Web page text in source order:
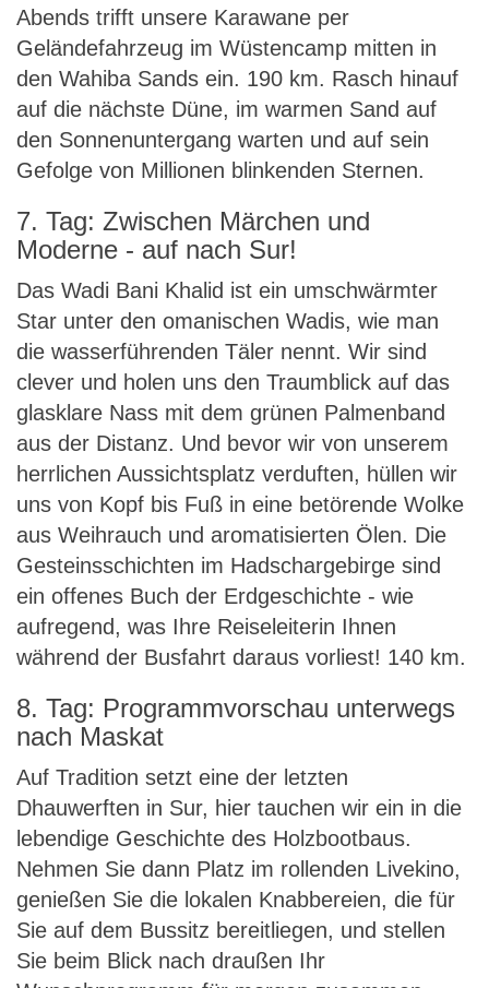
Abends trifft unsere Karawane per
Geländefahrzeug im Wüstencamp mitten in
den Wahiba Sands ein. 190 km. Rasch hinauf
auf die nächste Düne, im warmen Sand auf
den Sonnenuntergang warten und auf sein
Gefolge von Millionen blinkenden Sternen.
7. Tag: Zwischen Märchen und
Moderne - auf nach Sur!
Das Wadi Bani Khalid ist ein umschwärmter
Star unter den omanischen Wadis, wie man
die wasserführenden Täler nennt. Wir sind
clever und holen uns den Traumblick auf das
glasklare Nass mit dem grünen Palmenband
aus der Distanz. Und bevor wir von unserem
herrlichen Aussichtsplatz verduften, hüllen wir
uns von Kopf bis Fuß in eine betörende Wolke
aus Weihrauch und aromatisierten Ölen. Die
Gesteinsschichten im Hadschargebirge sind
ein offenes Buch der Erdgeschichte - wie
aufregend, was Ihre Reiseleiterin Ihnen
während der Busfahrt daraus vorliest! 140 km.
8. Tag: Programmvorschau unterwegs
nach Maskat
Auf Tradition setzt eine der letzten
Dhauwerften in Sur, hier tauchen wir ein in die
lebendige Geschichte des Holzbootbaus.
Nehmen Sie dann Platz im rollenden Livekino,
genießen Sie die lokalen Knabbereien, die für
Sie auf dem Bussitz bereitliegen, und stellen
Sie beim Blick nach draußen Ihr